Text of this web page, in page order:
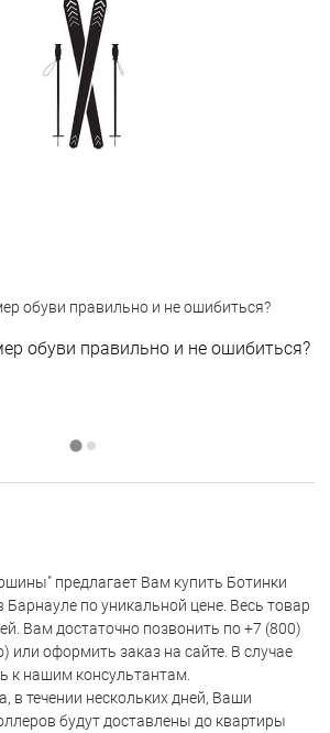
обуви правильно и не ошибиться?
предлагает Вам купить Ботинки
по уникальной цене. Весь товар
Вам достаточно позвонить по +7 (800)
или оформить заказ на сайте. В случае
к нашим консультантам.
в течении нескольких дней, Ваши
будут доставлены до квартиры